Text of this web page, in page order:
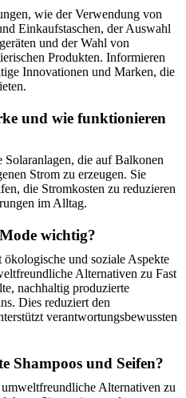
wie der Verwendung von
Einkaufstaschen, der Auswahl
und der Wahl von
Produkten. Informieren
Innovationen und Marken, die
und wie funktionieren
die auf Balkonen
Strom zu erzeugen. Sie
die Stromkosten zu reduzieren
im Alltag.
wichtig?
und soziale Aspekte
Alternativen zu Fast
nachhaltig produzierte
Dies reduziert den
verantwortungsbewussten
Shampoos und Seifen?
Alternativen zu